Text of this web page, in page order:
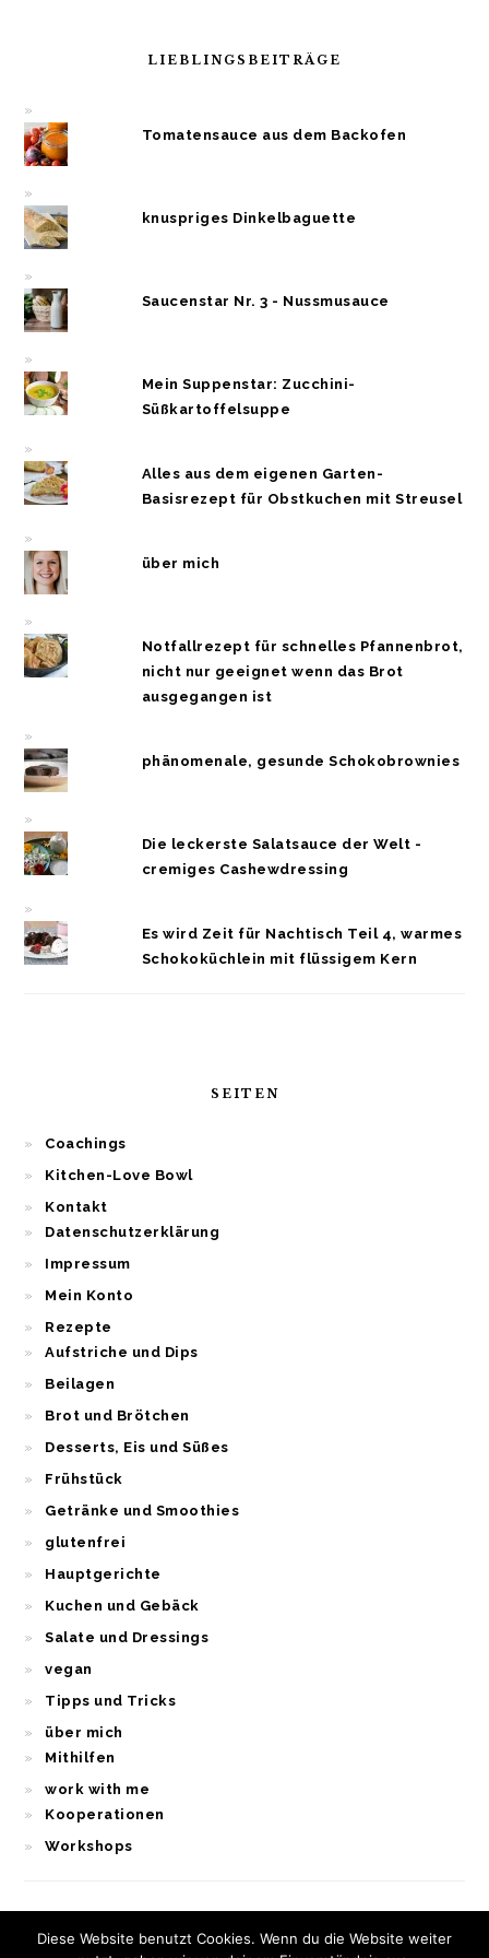
LIEBLINGSBEITRÄGE
Tomatensauce aus dem Backofen
knuspriges Dinkelbaguette
Saucenstar Nr. 3 - Nussmusauce
Mein Suppenstar: Zucchini-
Süßkartoffelsuppe
Alles aus dem eigenen Garten-
Basisrezept für Obstkuchen mit Streusel
über mich
Notfallrezept für schnelles Pfannenbrot,
nicht nur geeignet wenn das Brot
ausgegangen ist
phänomenale, gesunde Schokobrownies
Die leckerste Salatsauce der Welt -
cremiges Cashewdressing
Es wird Zeit für Nachtisch Teil 4, warmes
Schokoküchlein mit flüssigem Kern
SEITEN
Coachings
Kitchen-Love Bowl
Kontakt
Datenschutzerklärung
Impressum
Mein Konto
Rezepte
Aufstriche und Dips
Beilagen
Brot und Brötchen
Desserts, Eis und Süßes
Frühstück
Getränke und Smoothies
glutenfrei
Hauptgerichte
Kuchen und Gebäck
Salate und Dressings
vegan
Tipps und Tricks
über mich
Mithilfen
work with me
Kooperationen
Workshops
Diese Website benutzt Cookies. Wenn du die Website weiter